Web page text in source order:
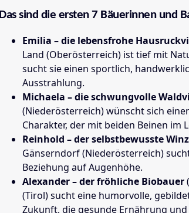
Das sind die ersten 7 Bäuerinnen und
Emilia – die lebensfrohe
Land (Oberösterreich) ist tief mit
sucht sie einen sportlich,
Ausstrahlung.
Michaela – die schwungvolle
(Niederösterreich) wünscht sich
Charakter, der mit beiden Beinen im
Reinhold – der selbstbewusste
Gänserndorf (Niederösterreich)
Beziehung auf Augenhöhe.
Alexander – der fröhliche Biobauer
(Tirol) sucht eine humorvolle,
Zukunft, die gesunde Ernährung